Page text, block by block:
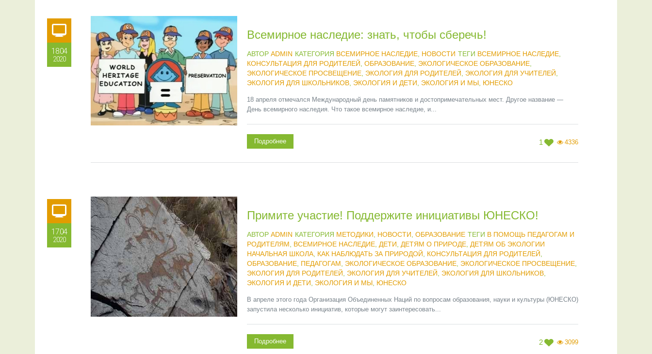
18.04
2020
Всемирное наследие: знать, чтобы сберечь!
АВТОР ADMIN КАТЕГОРИЯ ВСЕМИРНОЕ НАСЛЕДИЕ, НОВОСТИ ТЕГИ ВСЕМИРНОЕ НАСЛЕДИЕ,
КОНСУЛЬТАЦИЯ ДЛЯ РОДИТЕЛЕЙ ОБРАЗОВАНИЕ, ЭКОЛОГИЧЕСКОЕ ОБРАЗОВАНИЕ,
ЭКОЛОГИЧЕСКОЕ ПРОСВЕЩЕНИЕ, ЭКОЛОГИЯ ДЛЯ РОДИТЕЛЕЙ ЭКОЛОГИЯ ДЛЯ УЧИТЕЛЕЙ
ЭКОЛОГИЯ ДЛЯ ШКОЛЬНИКОВ, ЭКОЛОГИЯ И ДЕТИ ЭКОЛОГИЯ И МЫ, ЮНЕСКО
18 апреля отмечался Международный день памятников и достопримечательных мест. Другое название —
День всемирного наследия. Что такое всемирное наследие, и...
1 4336
Подробнее
17.04
2020
Примите участие! Поддержите инициативы ЮНЕСКО!
АВТОР ADMIN КАТЕГОРИЯ МЕТОДИКИ НОВОСТИ ОБРАЗОВАНИЕ ТЕГИ В ПОМОЩЬ ПЕДАГОГАМ И
РОДИТЕЛЯМ
ВСЕМИРНОЕ НАСЛЕДИЕ, ДЕТИ ДЕТЯМ О ПРИРОДЕ, ДЕТЯМ ОБ ЭКОЛОГИИ
НАЧАЛЬНАЯ ШКОЛА, КАК НАБЛЮДАТЬ ЗА ПРИРОДОЙ КОНСУЛЬТАЦИЯ ДЛЯ РОДИТЕЛЕЙ
ОБРАЗОВАНИЕ, ПЕДАГОГАМ ЭКОЛОГИЧЕСКОЕ ОБРАЗОВАНИЕ, ЭКОЛОГИЧЕСКОЕ ПРОСВЕЩЕНИЕ,
ЭКОЛОГИЯ ДЛЯ РОДИТЕЛЕЙ
ЭКОЛОГИЯ ДЛЯ УЧИТЕЛЕЙ ЭКОЛОГИЯ ДЛЯ ШКОЛЬНИКОВ,
ЭКОЛОГИЯ И ДЕТИ
ЭКОЛОГИЯ И МЫ, ЮНЕСКО
В апреле этого года Организация Объединенных Наций по вопросам образования, науки и культуры (ЮНЕСКО)
запустила несколько инициатив, которые могут заинтересовать...
2 3099
Подробнее